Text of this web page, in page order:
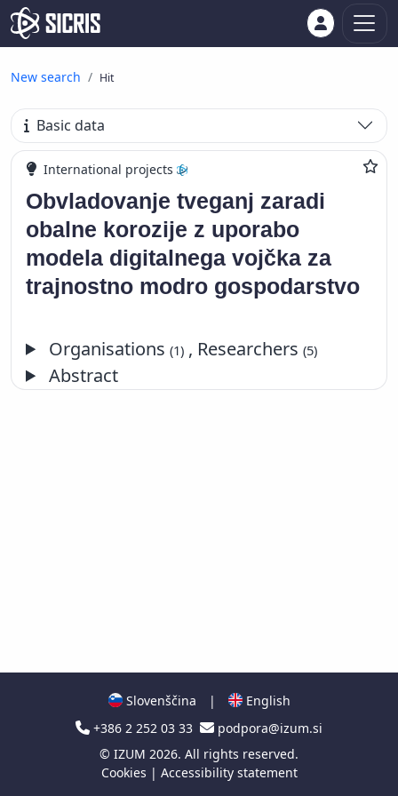
New search Hit
Basic data
International projects
Obvladovanje tveganj zaradi
obalne korozije z uporabo
modela digitalnega vojčka za
trajnostno modro gospodarstvo
Organisations(1) , Researchers(5)
Abstract
Slovenščina |
English
+386 2 252 03 33
podpora@izum.si
© IZUM 2026. All rights reserved.
Cookies | Accessibility statement